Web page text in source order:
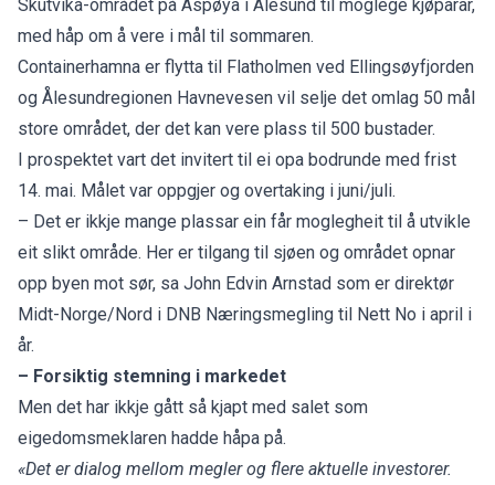
Skutvika-området på Aspøya i Ålesund til moglege kjøparar,
med håp om å vere i mål til sommaren.
Containerhamna er flytta til Flatholmen ved Ellingsøyfjorden
og Ålesundregionen Havnevesen vil selje det omlag 50 mål
store området, der det kan vere plass til 500 bustader.
I prospektet vart det invitert til ei opa bodrunde med frist
14. mai. Målet var oppgjer og overtaking i juni/juli.
– Det er ikkje mange plassar ein får moglegheit til å utvikle
eit slikt område. Her er tilgang til sjøen og området opnar
opp byen mot sør, sa John Edvin Arnstad som er direktør
Midt-Norge/Nord i DNB Næringsmegling til Nett No i april i
år.
– Forsiktig stemning i markedet
Men det har ikkje gått så kjapt med salet som
eigedomsmeklaren hadde håpa på.
«Det er dialog mellom megler og flere aktuelle investorer.